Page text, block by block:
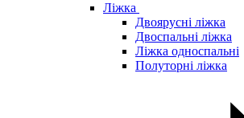
Ліжка
Двоярусні ліжка
Двоспальні ліжка
Ліжка односпальні
Полуторні ліжка